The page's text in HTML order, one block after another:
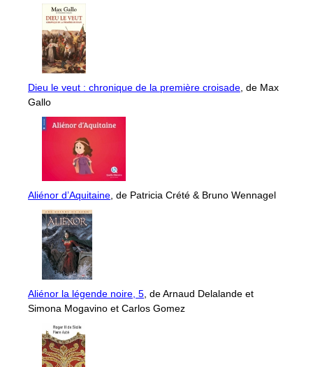
Dieu le veut : chronique de la première croisade , de Max
Gallo
Aliénor d’Aquitaine , de Patricia Crété & Bruno Wennagel
Aliénor la légende noire, 5 , de Arnaud Delalande et
Simona Mogavino et Carlos Gomez